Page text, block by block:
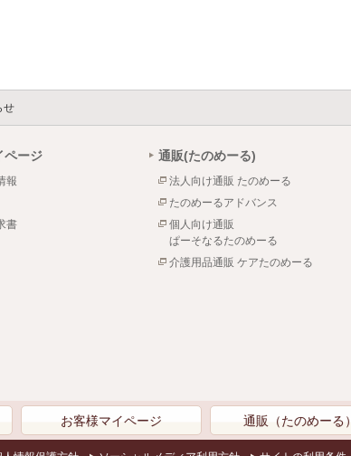
せ
ページ
報
書
通販(たのめーる)
法人向け通販 たのめーる
たのめーるアドバンス
個人向け通販
ぱーそなるたのめーる
介護用品通販 ケアたのめーる
お客様マイページ 通販（たのめーる）